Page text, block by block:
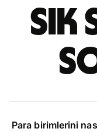
Para birimlerini